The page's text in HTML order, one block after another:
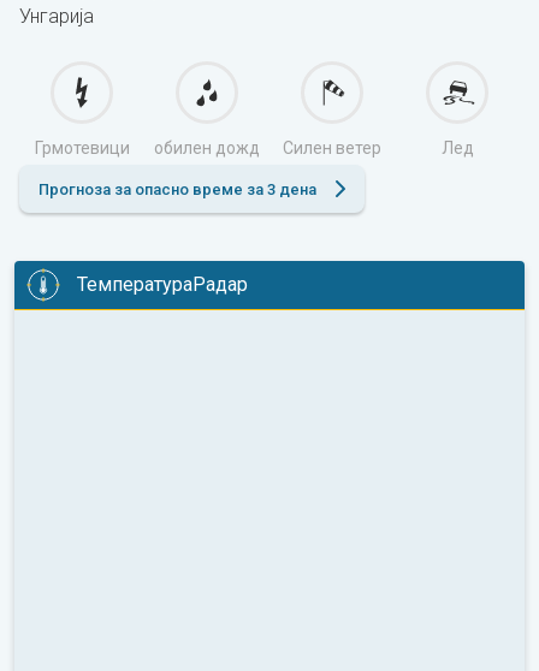
Унгарија
Грмотевици обилен дожд Силен ветер Лед
Прогноза за опасно време за 3 дена
ТемператураРадар